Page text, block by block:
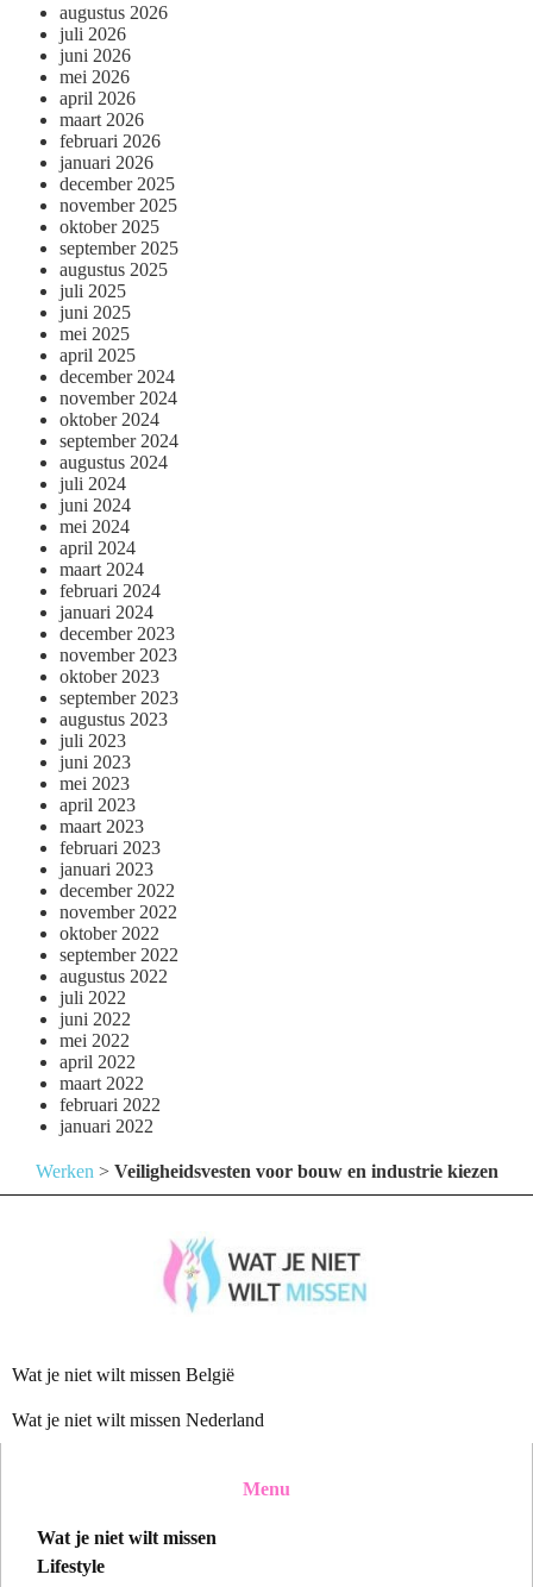
augustus 2026
juli 2026
juni 2026
mei 2026
april 2026
maart 2026
februari 2026
januari 2026
december 2025
november 2025
oktober 2025
september 2025
augustus 2025
juli 2025
juni 2025
mei 2025
april 2025
december 2024
november 2024
oktober 2024
september 2024
augustus 2024
juli 2024
juni 2024
mei 2024
april 2024
maart 2024
februari 2024
januari 2024
december 2023
november 2023
oktober 2023
september 2023
augustus 2023
juli 2023
juni 2023
mei 2023
april 2023
maart 2023
februari 2023
januari 2023
december 2022
november 2022
oktober 2022
september 2022
augustus 2022
juli 2022
juni 2022
mei 2022
april 2022
maart 2022
februari 2022
januari 2022
Werken > Veiligheidsvesten voor bouw en industrie kiezen
Wat je niet wilt missen België
Wat je niet wilt missen Nederland
Menu
Wat je niet wilt missen
Lifestyle